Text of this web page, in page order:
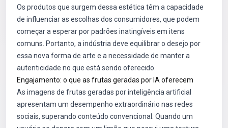
Os produtos que surgem dessa estética têm a capacidade
de influenciar as escolhas dos consumidores, que podem
começar a esperar por padrões inatingíveis em itens
comuns. Portanto, a indústria deve equilibrar o desejo por
essa nova forma de arte e a necessidade de manter a
autenticidade no que está sendo oferecido.
Engajamento: o que as frutas geradas por IA oferecem
As imagens de frutas geradas por inteligência artificial
apresentam um desempenho extraordinário nas redes
sociais, superando conteúdo convencional. Quando um